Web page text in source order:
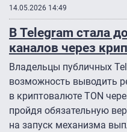
14.05.2026 14:49
В Telegram стала
каналов через
Владельцы публичных
возможность выводить
в криптовалюте TON
пройдя обязательную
на запуск механизма